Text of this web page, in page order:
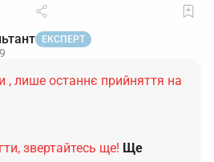
ЕКСПЕРТ
, лише останнє прийняття на
звертайтесь ще! Ще